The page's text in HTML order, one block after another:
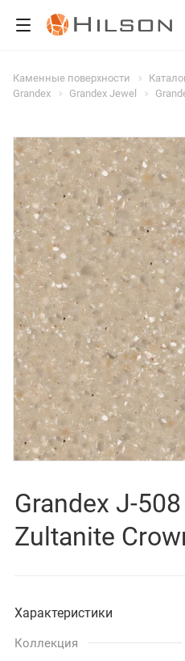
Каменные поверхности
Grandex
Grandex Jewel
Grandex J-508
Zultanite
Характеристики
Коллекция